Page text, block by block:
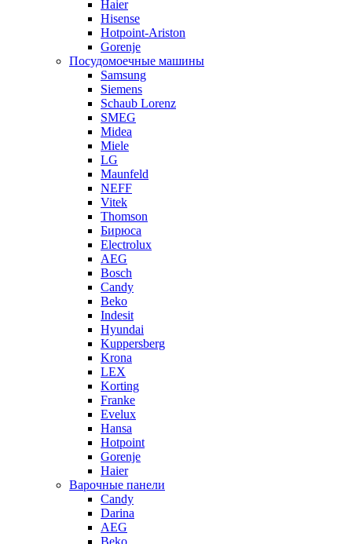
Haier
Hisense
Hotpoint-Ariston
Gorenje
Посудомоечные машины
Samsung
Siemens
Schaub Lorenz
SMEG
Midea
Miele
LG
Maunfeld
NEFF
Vitek
Thomson
Бирюса
Electrolux
AEG
Bosch
Candy
Beko
Indesit
Hyundai
Kuppersberg
Krona
LEX
Korting
Franke
Evelux
Hansa
Hotpoint
Gorenje
Haier
Варочные панели
Candy
Darina
AEG